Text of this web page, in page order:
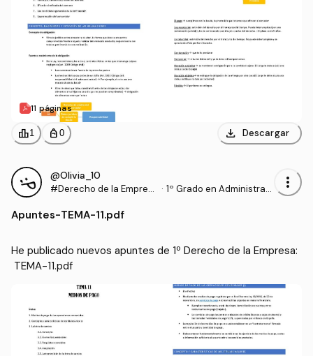
11 páginas
leaderboard1 personal_bag 0 download Descargar
@Olivia_10
#Derecho de la Empres
· 1º Grado en Administraci
more_vert
Apuntes-TEMA-11.pdf
He publicado nuevos apuntes de 1º Derecho de la Empresa:
TEMA-11.pdf